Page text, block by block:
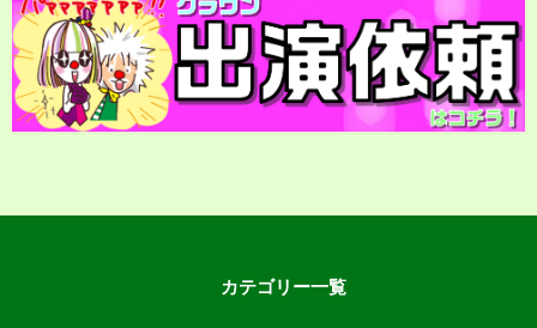
カテゴリー一覧